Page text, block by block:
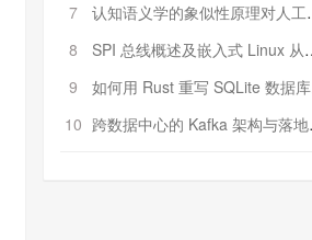
7
认知语义学的象似性原理对人工智能自然语言处理深层语义分析的影响与启示
8
SPI 总线概述及嵌入式 Linux 从属 SPI 设备驱动程序开发（第二部分，实践）
9
如何用 Rust 重写 SQLite 数据库（二）:是否有市场空间？
10 跨数据中心的 Kafka 架构与落地实战